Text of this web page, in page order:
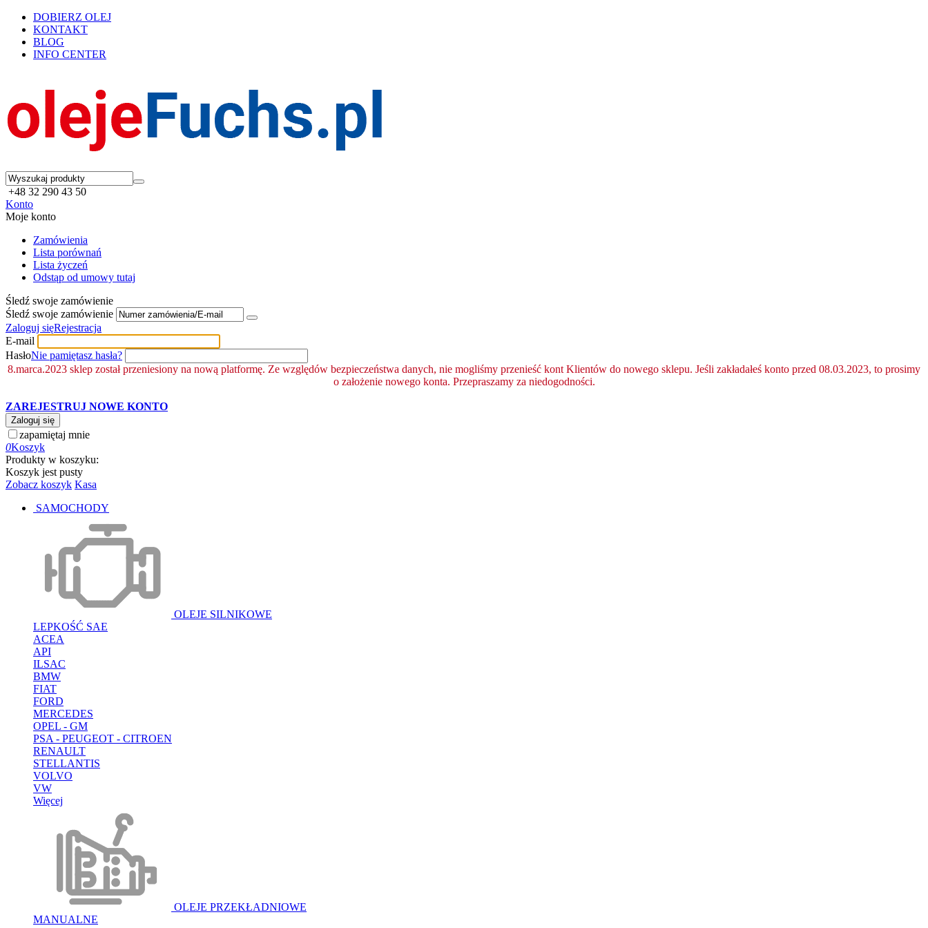
DOBIERZ OLEJ
KONTAKT
BLOG
INFO CENTER
+48 32 290 43 50
Konto
Moje konto
Zamówienia
Lista porównań
Lista życzeń
Odstąp od umowy tutaj
Śledź swoje zamówienie
Śledź swoje zamówienie
Zaloguj sięRejestracja
E-mail
HasłoNie pamiętasz hasła?
8.marca.2023 sklep został przeniesiony na nową platformę. Ze względów bezpieczeństwa danych, nie mogliśmy przenieść kont Klientów do nowego sklepu. Jeśli zakładałeś konto przed 08.03.2023, to prosimy
o założenie nowego konta. Przepraszamy za niedogodności.
ZAREJESTRUJ NOWE KONTO
Zaloguj się
zapamiętaj mnie
0Koszyk
Produkty w koszyku:
Koszyk jest pusty
Zobacz koszyk Kasa
SAMOCHODY
OLEJE SILNIKOWE
LEPKOŚĆ SAE
ACEA
API
ILSAC
BMW
FIAT
FORD
MERCEDES
OPEL - GM
PSA - PEUGEOT - CITROEN
RENAULT
STELLANTIS
VOLVO
VW
Więcej
OLEJE PRZEKŁADNIOWE
MANUALNE